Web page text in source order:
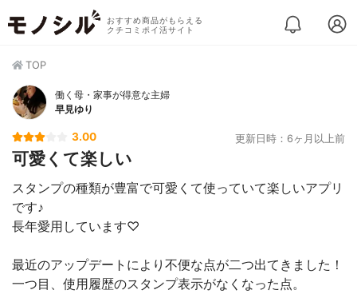
おすすめ商品がもらえる
クチコミポイ活サイト
TOP
働く母・家事が得意な主婦
早見ゆり
3.00 更新日時：6ヶ月以上前
可愛くて楽しい
スタンプの種類が豊富で可愛くて使っていて楽しいアプリ
です♪
長年愛用しています♡
最近のアップデートにより不便な点が二つ出てきました！
一つ目、使用履歴のスタンプ表示がなくなった点。